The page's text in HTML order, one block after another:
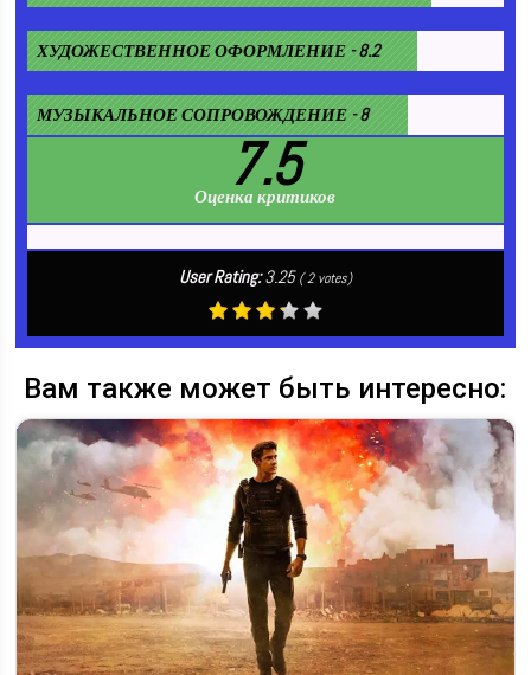
ХУДОЖЕСТВЕННОЕ ОФОРМЛЕНИЕ - 8.2
МУЗЫКАЛЬНОЕ СОПРОВОЖДЕНИЕ - 8
7.5
Оценка критиков
User Rating:3.25 (2votes)
Вам также может быть интересно: